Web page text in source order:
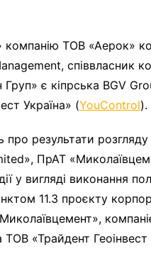
ТОВ «Аерок»
співвласник
є кіпрська BGV
Україна» (YouControl).
результати
ПрАТ
у вигляді виконання
11.3 проєкту
«Трайдент